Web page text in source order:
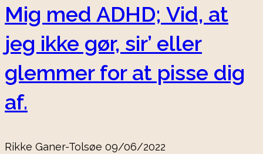
Mig med ADHD; Vid, at
jeg ikke gør, sir’ eller
glemmer for at pisse dig
af.
Rikke Ganer-Tolsøe 09/06/2022